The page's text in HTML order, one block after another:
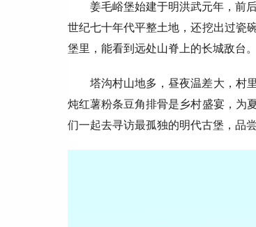
姜毛峪堡始建于明洪武元年，前
世纪七十年代平整土地，还挖出过瓷
堡里，能看到远处山脊上的长城敌台。
塔沟村山地多，昼夜温差大，村
炖红薯粉条豆角排骨是乡村盛宴，为
们一起去寻访最孤独的明代古堡，品尝